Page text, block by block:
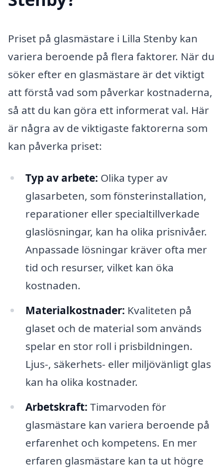
Priset på glasmästare i Lilla Stenby kan
variera beroende på flera faktorer. När du
söker efter en glasmästare är det viktigt
att förstå vad som påverkar kostnaderna,
så att du kan göra ett informerat val. Här
är några av de viktigaste faktorerna som
kan påverka priset:
Typ av arbete: Olika typer av
glasarbeten, som fönsterinstallation,
reparationer eller specialtillverkade
glaslösningar, kan ha olika prisnivåer.
Anpassade lösningar kräver ofta mer
tid och resurser, vilket kan öka
kostnaden.
Materialkostnader: Kvaliteten på
glaset och de material som används
spelar en stor roll i prisbildningen.
Ljus-, säkerhets- eller miljövänligt glas
kan ha olika kostnader.
Arbetskraft: Timarvoden för
glasmästare kan variera beroende på
erfarenhet och kompetens. En mer
erfaren glasmästare kan ta ut högre